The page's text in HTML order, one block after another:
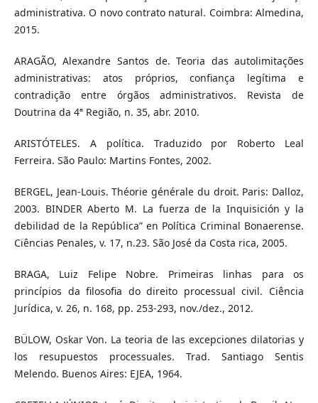
administrativa. O novo contrato natural. Coimbra: Almedina,
2015.
ARAGÃO, Alexandre Santos de. Teoria das autolimitações
administrativas: atos próprios, confiança legítima e
contradição entre órgãos administrativos. Revista de
Doutrina da 4ª Região, n. 35, abr. 2010.
ARISTÓTELES. A política. Traduzido por Roberto Leal
Ferreira. São Paulo: Martins Fontes, 2002.
BERGEL, Jean-Louis. Théorie générale du droit. Paris: Dalloz,
2003. BINDER Aberto M. La fuerza de la Inquisición y la
debilidad de la República” en Política Criminal Bonaerense.
Ciências Penales, v. 17, n.23. São José da Costa rica, 2005.
BRAGA, Luiz Felipe Nobre. Primeiras linhas para os
princípios da filosofia do direito processual civil. Ciência
Jurídica, v. 26, n. 168, pp. 253-293, nov./dez., 2012.
BÜLOW, Oskar Von. La teoria de las excepciones dilatorias y
los resupuestos processuales. Trad. Santiago Sentis
Melendo. Buenos Aires: EJEA, 1964.